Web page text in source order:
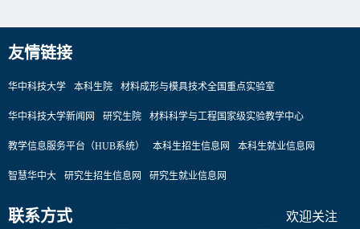
友情链接
华中科技大学 本科生院 材料成形与模具技术全国重点实验室
华中科技大学新闻网 研究生院 材料科学与工程国家级实验教学中心
教学信息服务平台（HUB系统） 本科生招生信息网 本科生就业信息网
智慧华中大 研究生招生信息网 研究生就业信息网
联系方式 欢迎关注